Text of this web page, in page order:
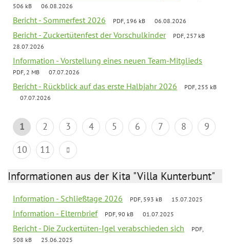
506 kB
06.08.2026
Bericht - Sommerfest 2026 PDF, 196 kB 06.08.2026
Bericht - Zuckertütenfest der Vorschulkinder
PDF, 257 kB
28.07.2026
Information - Vorstellung eines neuen Team-Mitglieds
PDF, 2 MB 07.07.2026
Bericht - Rückblick auf das erste Halbjahr 2026
PDF, 255 kB
07.07.2026
1 2 3 4 5 6 7 8
9
10
11
Informationen aus der Kita "Villa Kunterbunt"
Information - Schließtage 2026 PDF, 593 kB 15.07.2025
Information - Elternbrief PDF, 90 kB 01.07.2025
Bericht - Die Zuckertüten-Igel verabschieden sich
PDF,
508 kB
25.06.2025